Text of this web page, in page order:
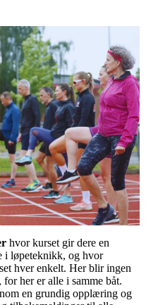
hvor kurset gir dere en
i løpeteknikk, og hvor
hver enkelt. Her blir ingen
her er alle i samme båt.
en grundig opplæring og